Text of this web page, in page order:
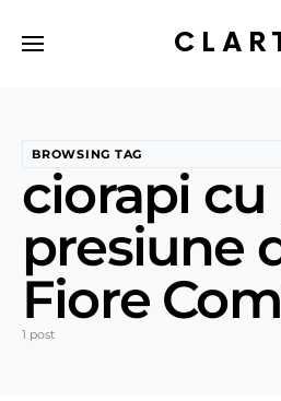
BROWSING TAG
ciorapi cu
presiune
Fiore
1 post